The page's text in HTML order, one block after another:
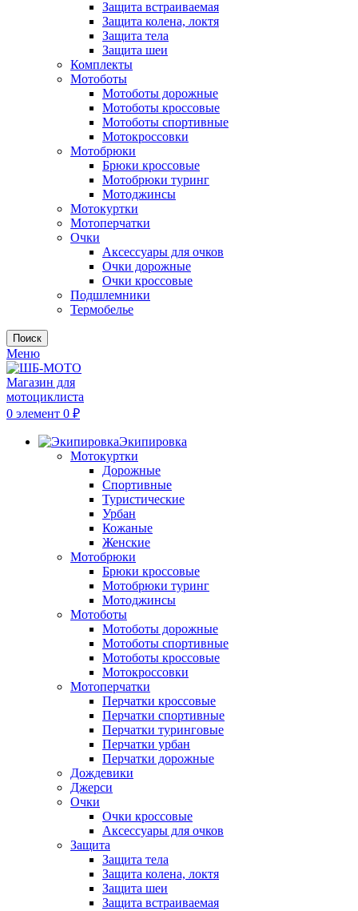
Защита встраиваемая
Защита колена, локтя
Защита тела
Защита шеи
Комплекты
Мотоботы
Мотоботы дорожные
Мотоботы кроссовые
Мотоботы спортивные
Мотокроссовки
Мотобрюки
Брюки кроссовые
Мотобрюки туринг
Мотоджинсы
Мотокуртки
Мотоперчатки
Очки
Аксессуары для очков
Очки дорожные
Очки кроссовые
Подшлемники
Термобелье
Поиск
Меню
0 элемент 0 ₽
Экипировка
Мотокуртки
Дорожные
Спортивные
Туристические
Урбан
Кожаные
Женские
Мотобрюки
Брюки кроссовые
Мотобрюки туринг
Мотоджинсы
Мотоботы
Мотоботы дорожные
Мотоботы спортивные
Мотоботы кроссовые
Мотокроссовки
Мотоперчатки
Перчатки кроссовые
Перчатки спортивные
Перчатки туринговые
Перчатки урбан
Перчатки дорожные
Дождевики
Джерси
Очки
Очки кроссовые
Аксессуары для очков
Защита
Защита тела
Защита колена, локтя
Защита шеи
Защита встраиваемая